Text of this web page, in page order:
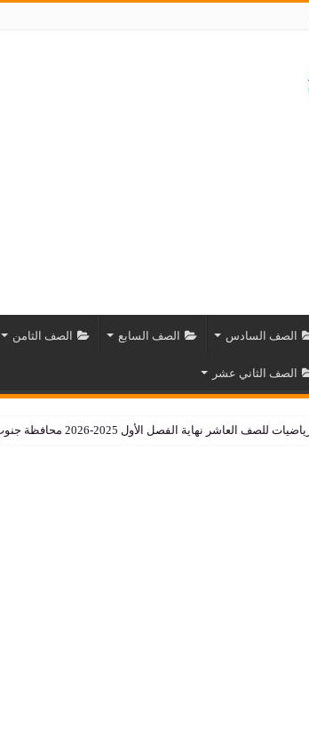
الصف السادس الصف السابع الصف الثامن
الصف الثاني عشر
العاشر نهاية الفصل الأول 2025-2026 محافظة جنوب الشرقية